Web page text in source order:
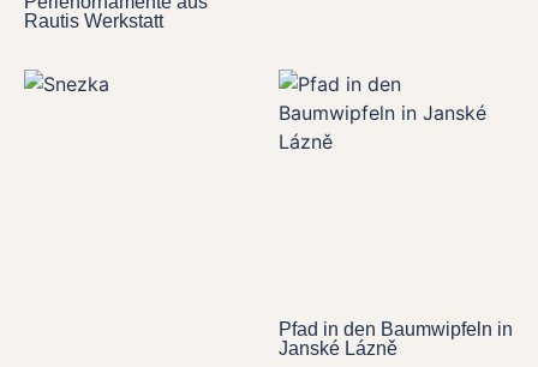
Rautis Werkstatt
Pfad in den Baumwipfeln in
Janské Lázně